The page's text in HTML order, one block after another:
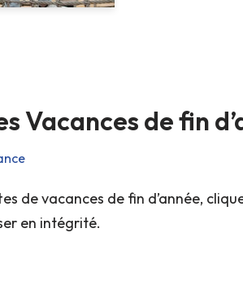
Vacances de fin
de vacances de fin d’année,
en intégrité.